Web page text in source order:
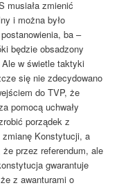
musiała zmienić
i można było
ba –
będzie obsadzony
w świetle taktyki
się nie zdecydowano
do TVP, że
pomocą uchwały
porządek z
zmianę Konstytucji, a
przez referendum, ale
gwarantuje
z awanturami o